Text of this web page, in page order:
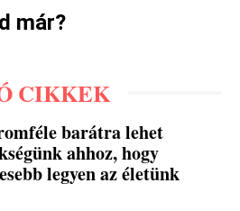
már?
CIKKEK
barátra lehet
ahhoz, hogy
legyen az életünk